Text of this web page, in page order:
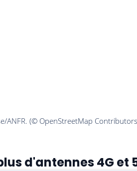
d'antennes 4G et